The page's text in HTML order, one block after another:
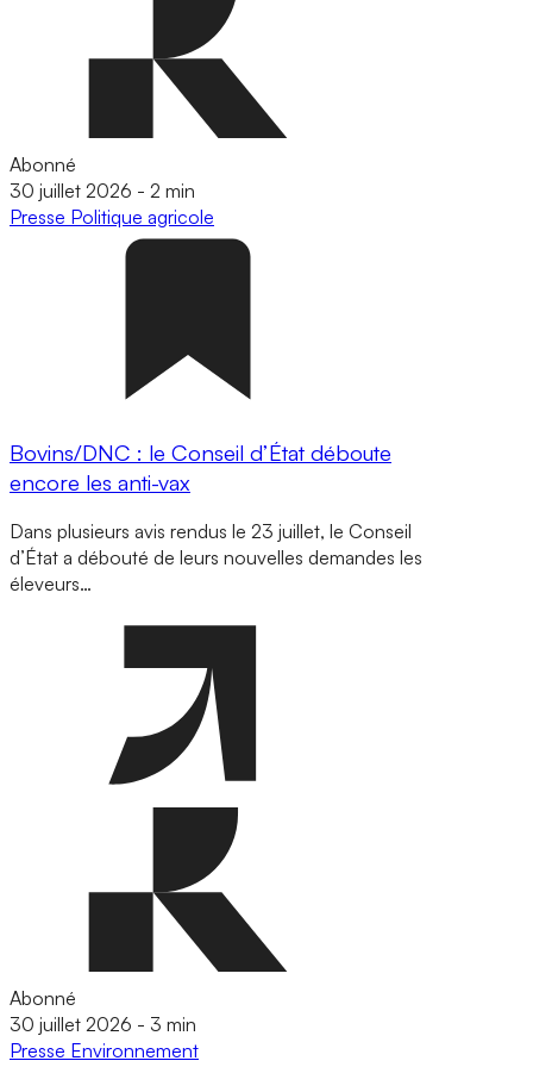
Abonné
30 juillet 2026 - 2 min
Presse Politique agricole
Bovins/DNC : le Conseil d’État déboute
encore les anti-vax
Dans plusieurs avis rendus le 23 juillet, le Conseil
d’État a débouté de leurs nouvelles demandes les
éleveurs…
Abonné
30 juillet 2026 - 3 min
Presse Environnement